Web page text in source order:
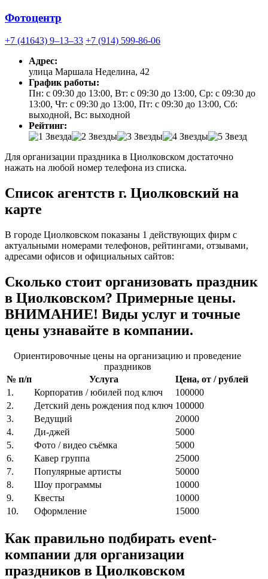
Фотоцентр
+7 (41643) 9‒13‒33 +7 (914) 599-86-06
Адрес:
улица Маршала Неделина, 42
График работы:
Пн: с 09:30 до 13:00, Вт: с 09:30 до 13:00, Ср: с 09:30 до
13:00, Чт: с 09:30 до 13:00, Пт: с 09:30 до 13:00, Сб:
выходной, Вс: выходной
Рейтинг:
Для организации праздника в Циолковском достаточно
нажать на любой номер телефона из списка.
Список агентств г. Циолковский на
карте
В городе Циолковском показаны 1 действующих фирм с
актуальными номерами телефонов, рейтингами, отзывами,
адресами офисов и официальных сайтов:
Сколько стоит организовать праздник
в Циолковском? Примерные цены.
ВНИМАНИЕ! Виды услуг и точные
цены узнавайте в компании.
Ориентировочные цены на организацию и проведение
праздников
№ п/п
Услуга
Цена, от / рублей
1.
Корпоратив / юбилей под ключ
100000
2.
Детский день рождения под ключ 100000
3.
Ведущий
20000
4.
Ди-джей
5000
5.
Фото / видео съёмка
5000
6.
Кавер группа
25000
7.
Популярные артисты
50000
8.
Шоу программы
10000
9.
Квесты
10000
10.
Оформление 15000
Как правильно подбирать event-
компании для организации
праздников в Циолковском